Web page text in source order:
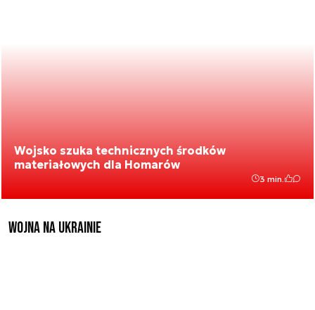
Wojsko szuka technicznych środków
materiałowych dla Homarów
3 min.
Wojna na Ukrainie